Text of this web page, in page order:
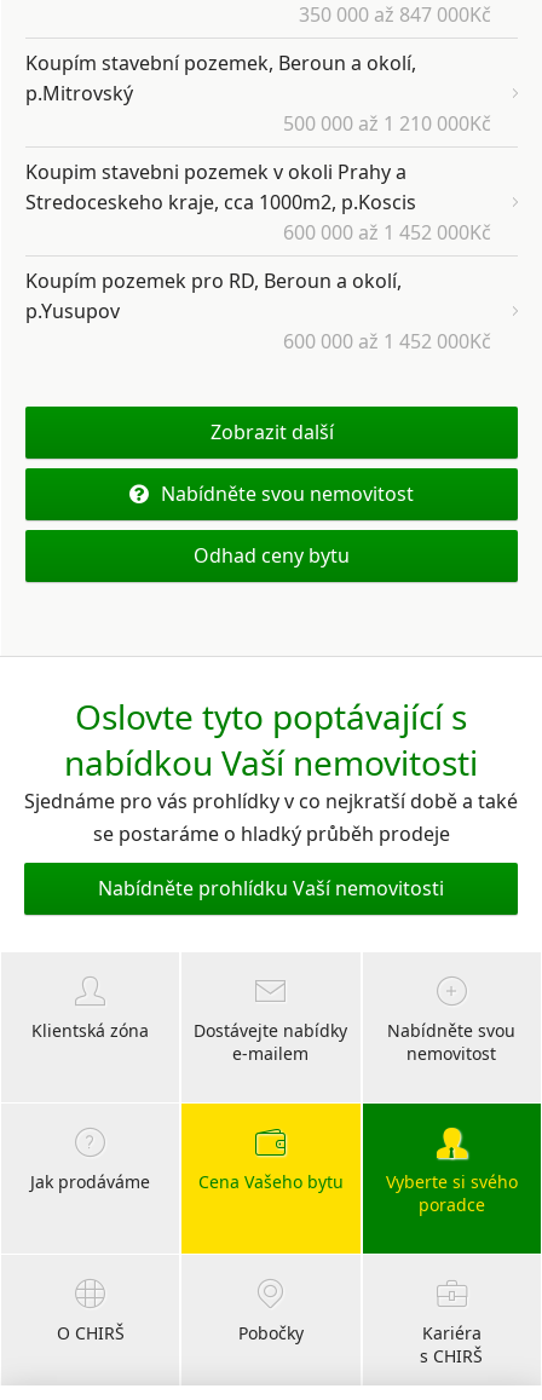
350 000 až 847 000Kč
Koupím stavební pozemek, Beroun a okolí,
p.Mitrovský
500 000 až 1 210 000Kč
Koupim stavebni pozemek v okoli Prahy a
Stredoceskeho kraje, cca 1000m2, p.Koscis
600 000 až 1 452 000Kč
Koupím pozemek pro RD, Beroun a okolí,
p.Yusupov
600 000 až 1 452 000Kč
Zobrazit další
Nabídněte svou nemovitost
Odhad ceny bytu
Oslovte tyto poptávající s
nabídkou Vaší nemovitosti
Sjednáme pro vás prohlídky v co nejkratší době a také
se postaráme o hladký průběh prodeje
Nabídněte prohlídku Vaší nemovitosti
Klientská zóna
Dostávejte nabídky
e-mailem
Nabídněte svou
nemovitost
Jak prodáváme Cena Vašeho bytu
Vyberte si svého
poradce
O CHIRŠ Pobočky
Kariéra
s CHIRŠ